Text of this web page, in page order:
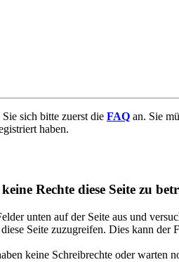
sich bitte zuerst die FAQ an. Sie
haben.
Rechte diese Seite zu
unten auf der Seite aus und
Seite zuzugreifen. Dies kann
keine Schreibrechte oder warten